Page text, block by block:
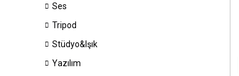
Ses
Tripod
Stüdyo&Işık
Yazılım